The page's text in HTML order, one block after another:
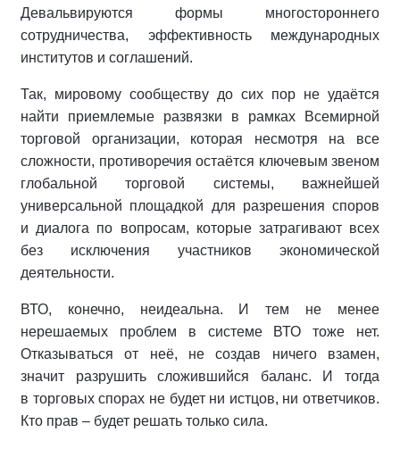
Девальвируются формы многостороннего
сотрудничества, эффективность международных
институтов и соглашений.
Так, мировому сообществу до сих пор не удаётся
найти приемлемые развязки в рамках Всемирной
торговой организации, которая несмотря на все
сложности, противоречия остаётся ключевым звеном
глобальной торговой системы, важнейшей
универсальной площадкой для разрешения споров
и диалога по вопросам, которые затрагивают всех
без исключения участников экономической
деятельности.
ВТО, конечно, неидеальна. И тем не менее
нерешаемых проблем в системе ВТО тоже нет.
Отказываться от неё, не создав ничего взамен,
значит разрушить сложившийся баланс. И тогда
в торговых спорах не будет ни истцов, ни ответчиков.
Кто прав – будет решать только сила.